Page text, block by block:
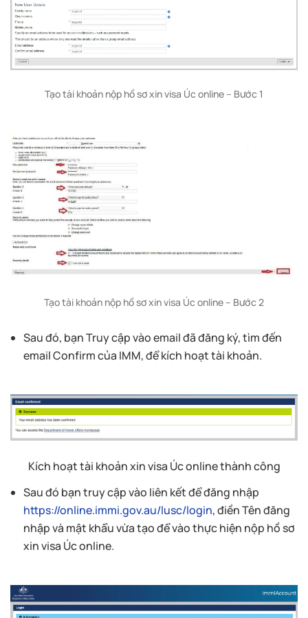
Tạo tài khoản nộp hồ sơ xin visa Úc online – Bước 1
Tạo tài khoản nộp hồ sơ xin visa Úc online – Bước 2
Sau đó, bạn Truy cập vào email đã đăng ký, tìm đến
email Confirm của IMM, để kích hoạt tài khoản.
Kích hoạt tài khoản xin visa Úc online thành công
Sau đó bạn truy cập vào liên kết để đăng nhập
https://online.immi.gov.au/lusc/login, điền Tên đăng
nhập và mật khẩu vừa tạo để vào thực hiện nộp hồ sơ
xin visa Úc online.